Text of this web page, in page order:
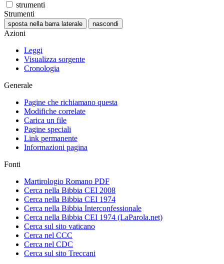
strumenti
Strumenti
sposta nella barra laterale nascondi
Azioni
Leggi
Visualizza sorgente
Cronologia
Generale
Pagine che richiamano questa
Modifiche correlate
Carica un file
Pagine speciali
Link permanente
Informazioni pagina
Fonti
Martirologio Romano PDF
Cerca nella Bibbia CEI 2008
Cerca nella Bibbia CEI 1974
Cerca nella Bibbia Interconfessionale
Cerca nella Bibbia CEI 1974 (LaParola.net)
Cerca sul sito vaticano
Cerca nel CCC
Cerca nel CDC
Cerca sul sito Treccani